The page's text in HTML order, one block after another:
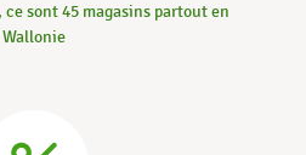
sont 45 magasins partout en
Wallonie